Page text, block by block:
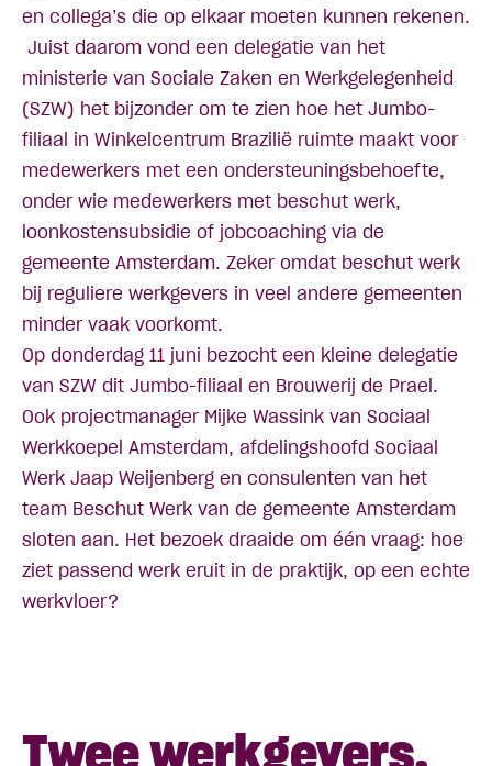
en collega’s die op elkaar moeten kunnen rekenen.
Juist daarom vond een delegatie van het
ministerie van Sociale Zaken en Werkgelegenheid
(SZW) het bijzonder om te zien hoe het Jumbo-
filiaal in Winkelcentrum Brazilië ruimte maakt voor
medewerkers met een ondersteuningsbehoefte,
onder wie medewerkers met beschut werk,
loonkostensubsidie of jobcoaching via de
gemeente Amsterdam. Zeker omdat beschut werk
bij reguliere werkgevers in veel andere gemeenten
minder vaak voorkomt.
Op donderdag 11 juni bezocht een kleine delegatie
van SZW dit Jumbo-filiaal en Brouwerij de Prael.
Ook projectmanager Mijke Wassink van Sociaal
Werkkoepel Amsterdam, afdelingshoofd Sociaal
Werk Jaap Weijenberg en consulenten van het
team Beschut Werk van de gemeente Amsterdam
sloten aan. Het bezoek draaide om één vraag: hoe
ziet passend werk eruit in de praktijk, op een echte
werkvloer?